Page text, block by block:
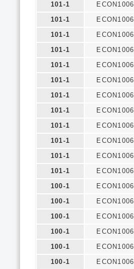
101-1
ECON1006
101-1
ECON1006
101-1
ECON1006
101-1
ECON1006
101-1
ECON1006
101-1
ECON1006
101-1
ECON1006
101-1
ECON1006
101-1
ECON1006
101-1
ECON1006
101-1
ECON1006
101-1
ECON1006
100-1
ECON1006
100-1
ECON1006
100-1
ECON1006
100-1
ECON1006
100-1
ECON1006
100-1
ECON1006